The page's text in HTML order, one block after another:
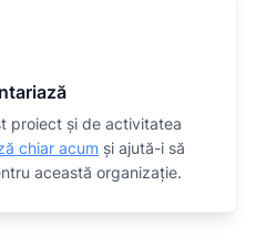
proiect și de activitatea
chiar acum și ajută-i să
această organizaţie.